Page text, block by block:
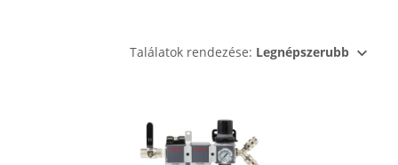
Találatok rendezése: Legnépszerubb